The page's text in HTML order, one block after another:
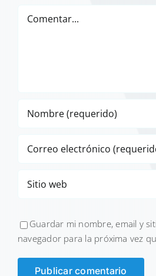
Guardar mi nombre, email y
navegador para la próxima vez